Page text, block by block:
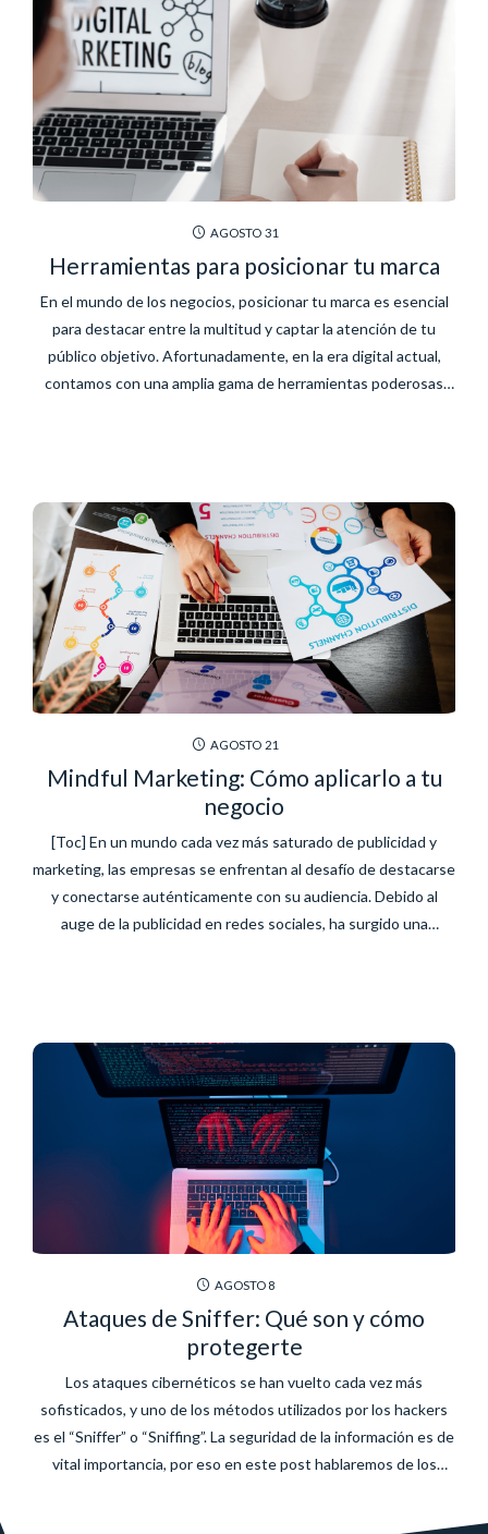
AGOSTO 31
Herramientas para posicionar tu marca
En el mundo de los negocios, posicionar tu marca es esencial
para destacar entre la multitud y captar la atención de tu
público objetivo. Afortunadamente, en la era digital actual,
contamos con una amplia gama de herramientas poderosas
AGOSTO 21
Mindful Marketing: Cómo aplicarlo a tu
negocio
[Toc] En un mundo cada vez más saturado de publicidad y
marketing, las empresas se enfrentan al desafío de destacarse
y conectarse auténticamente con su audiencia. Debido al
auge de la publicidad en redes sociales, ha surgido una
AGOSTO 8
Ataques de Sniffer: Qué son y cómo
protegerte
Los ataques cibernéticos se han vuelto cada vez más
sofisticados, y uno de los métodos utilizados por los hackers
es el “Sniffer” o “Sniffing”. La seguridad de la información es de
vital importancia, por eso en este post hablaremos de los